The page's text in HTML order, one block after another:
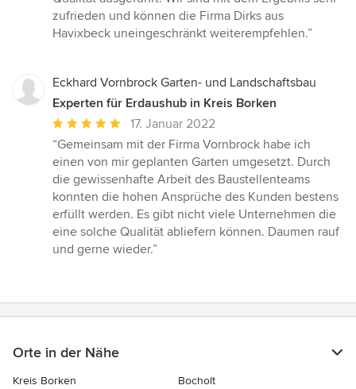
zufrieden und können die Firma Dirks aus
Havixbeck uneingeschränkt weiterempfehlen.”
Eckhard Vornbrock Garten- und Landschaftsbau
Experten für Erdaushub in Kreis Borken
Durchschnittliche
Bewertung:
5
von
5
Sternen
17. Januar 2022
“Gemeinsam mit der Firma Vornbrock habe ich
einen von mir geplanten Garten umgesetzt. Durch
die gewissenhafte Arbeit des Baustellenteams
konnten die hohen Ansprüche des Kunden bestens
erfüllt werden. Es gibt nicht viele Unternehmen die
eine solche Qualität abliefern können. Daumen rauf
und gerne wieder.”
Orte in der Nähe
Kreis Borken
Bocholt